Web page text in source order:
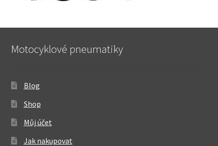
Motocyklové pneumatiky
Blog
Shop
Můj účet
Jak nakupovat